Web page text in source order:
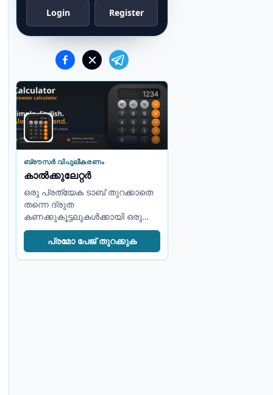
Login Register
ബ്രൗസർ വിപുലീകരണം
കാൽക്കുലേറ്റർ
ഒരു പ്രത്യേക ടാബ് തുറക്കാതെ
തന്നെ ദ്രുത
കണക്കുകൂട്ടലുകൾക്കായി ഒരു
കോംപാക്റ്റ് കാൽക്കുലേറ്റർ
പോപ്പ്അപ്പ്.പ്രമോ പേജ് തുറക്കുക